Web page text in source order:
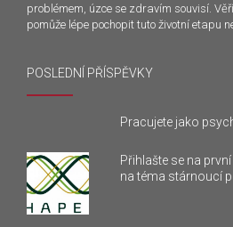
problémem, úzce se zdravím souvisí.
pomůže lépe pochopit tuto životní etapu
POSLEDNÍ PŘÍSPĚVKY
Pracujete jako
Přihlašte se na
na téma stárnoucí